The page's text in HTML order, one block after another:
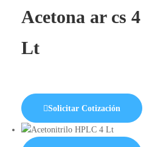
Acetona ar cs 4
Lt
Solicitar Cotización